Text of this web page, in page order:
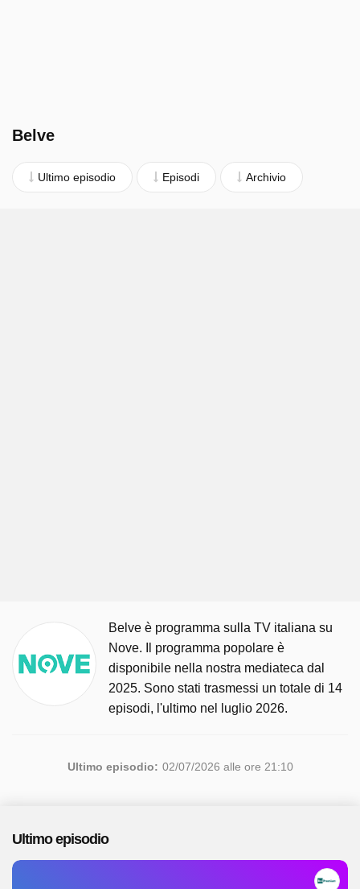
Belve
Ultimo episodio Episodi Archivio
Belve è programma sulla TV italiana su
Nove. Il programma popolare è
disponibile nella nostra mediateca dal
2025. Sono stati trasmessi un totale di 14
episodi, l'ultimo nel luglio 2026.
Ultimo episodio: 02/07/2026 alle ore 21:10
Ultimo episodio